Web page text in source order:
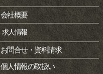
会社概要
求人情報
お問合せ・資料請求
個人情報の取扱い